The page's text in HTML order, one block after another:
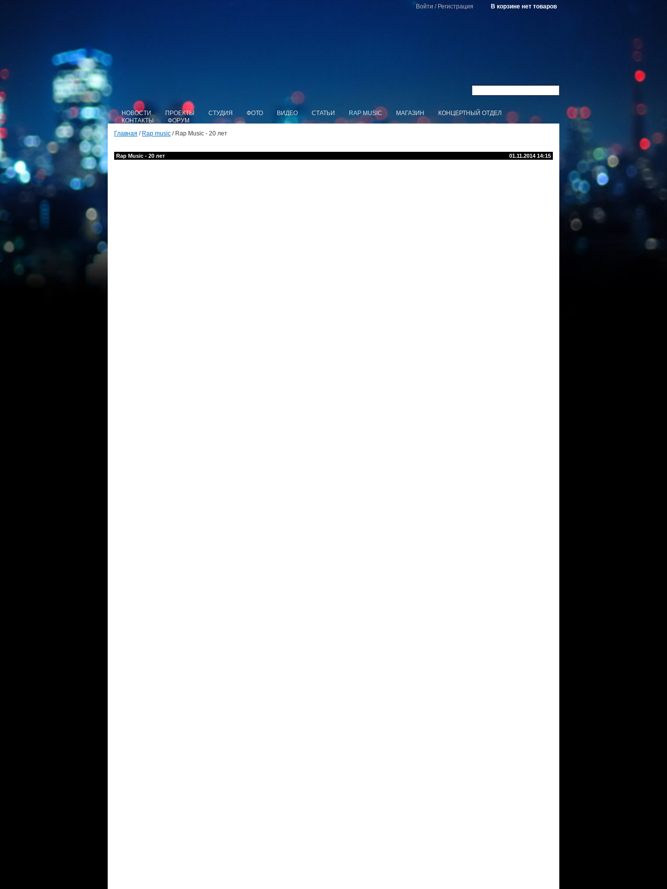
Войти / Регистрация В корзине нет товаров
НОВОСТИ ПРОЕКТЫ СТУДИЯ ФОТО ВИДЕО СТАТЬИ RAP MUSIC МАГАЗИН
КОНЦЕРТНЫЙ ОТДЕЛ
КОНТАКТЫ
ФОРУМ
Главная / Rap music / Rap Music - 20 лет
01.11.2014 14:15
Rap Music - 20 лет